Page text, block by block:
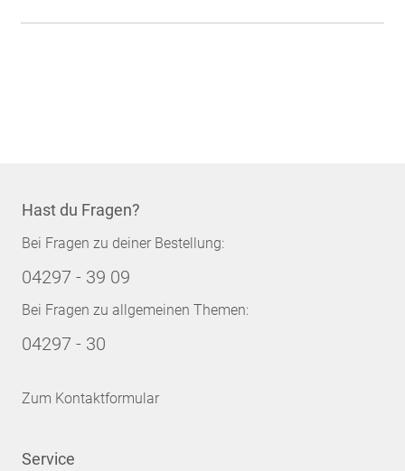
Hast du Fragen?
Bei Fragen zu deiner Bestellung:
04297 - 39 09
Bei Fragen zu allgemeinen Themen:
04297 - 30
Zum Kontaktformular
Service